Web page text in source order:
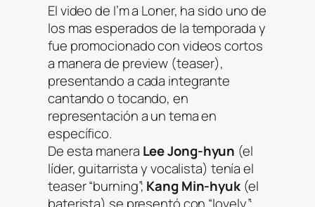
El video de I’m a Loner, ha sido uno de
los mas esperados de la temporada y
fue promocionado con videos cortos
a manera de preview (teaser),
presentando a cada integrante
cantando o tocando, en
representación a un tema en
específico.
De esta manera Lee Jong-hyun (el
líder, guitarrista y vocalista) tenía el
teaser “burning”; Kang Min-hyuk(el